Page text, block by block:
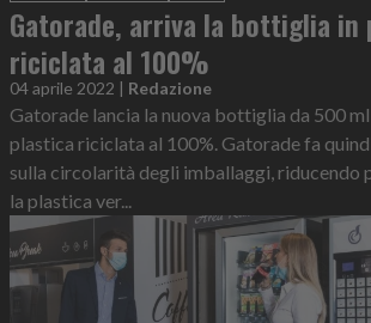
Gatorade, arriva la bottiglia in
riciclata al 100%
04 aprile 2022 | Redazione
Gatorade lancia la nuova bottiglia da 500
plastica riciclata al 100%. Gatorade fa
sulla circolarità degli imballaggi, riducendo
la plastica ver...